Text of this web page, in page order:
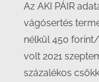
Az AKI PÁIR
vágósertés
nélkül 450
volt 2021
százalékos